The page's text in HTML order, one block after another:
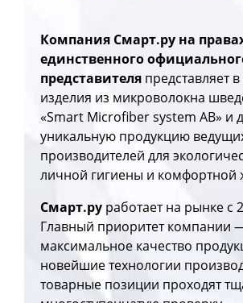
Компания Смарт.ру на
единственного
представителя представляет
изделия из микроволокна
«Smart Microfiber system AB» и
уникальную продукцию
производителей для
личной гигиены и комфортной
Смарт.ру работает на рынке с
Главный приоритет компании
максимальное качество
новейшие технологии
товарные позиции проходят